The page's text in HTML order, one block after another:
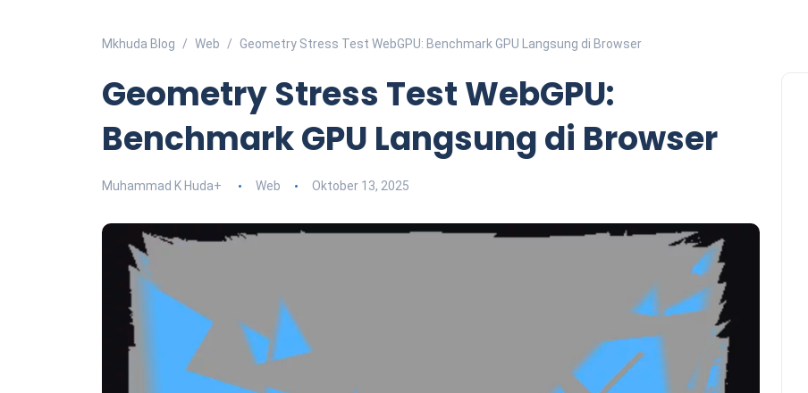
Mkhuda Blog Web Geometry Stress Test WebGPU: Benchmark GPU Langsung di Browser
Geometry Stress Test WebGPU:
Benchmark GPU Langsung di Browser
Muhammad K Huda+ Web Oktober 13, 2025